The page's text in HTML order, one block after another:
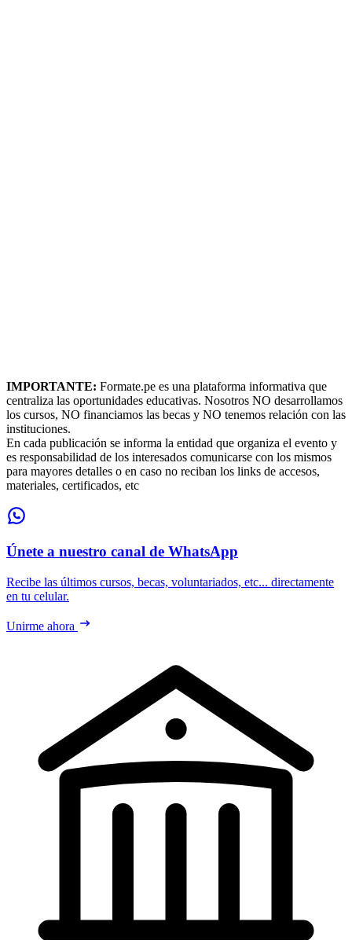
IMPORTANTE: Formate.pe es una plataforma informativa que
centraliza las oportunidades educativas. Nosotros NO desarrollamos
los cursos, NO financiamos las becas y NO tenemos relación con las
instituciones.
En cada publicación se informa la entidad que organiza el evento y
es responsabilidad de los interesados comunicarse con los mismos
para mayores detalles o en caso no reciban los links de accesos,
materiales, certificados, etc
Únete a nuestro canal de WhatsApp
Recibe las últimos cursos, becas, voluntariados, etc... directamente
en tu celular.
Unirme ahora